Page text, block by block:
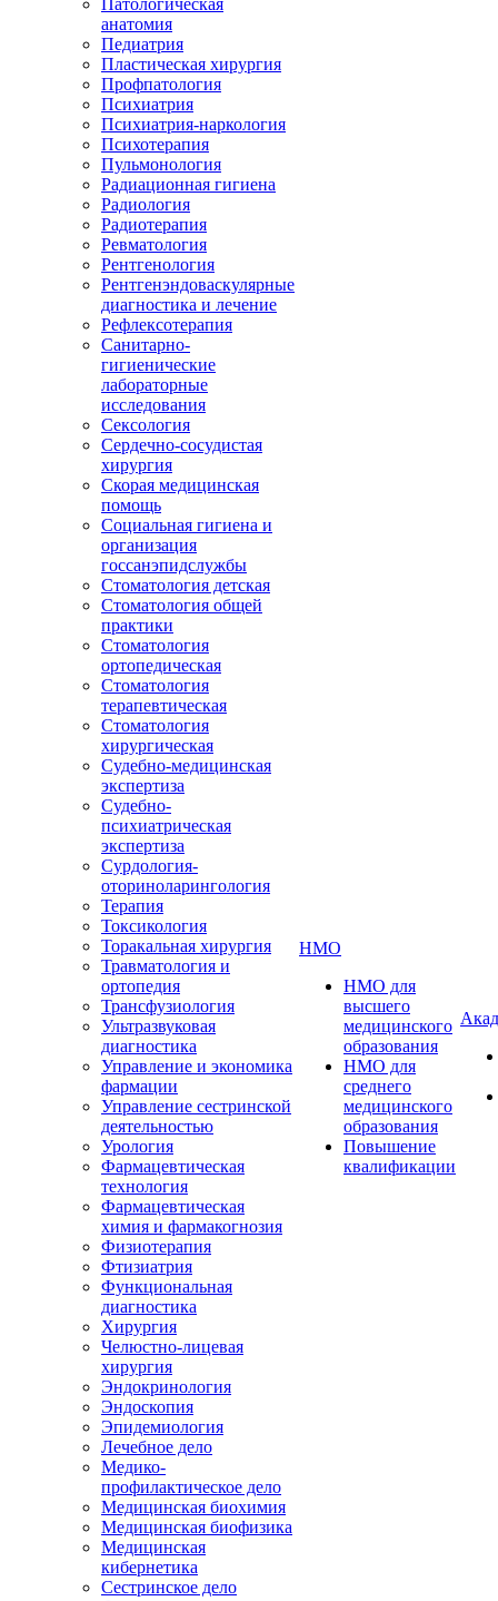
Патологическая
анатомия
Педиатрия
Пластическая хирургия
Профпатология
Психиатрия
Психиатрия-наркология
Психотерапия
Пульмонология
Радиационная гигиена
Радиология
Радиотерапия
Ревматология
Рентгенология
Рентгенэндоваскулярные
диагностика и лечение
Рефлексотерапия
Санитарно-
гигиенические
лабораторные
исследования
Сексология
Сердечно-сосудистая
хирургия
Скорая медицинская
помощь
Социальная гигиена и
организация
госсанэпидслужбы
Стоматология детская
Стоматология общей
практики
Стоматология
ортопедическая
Стоматология
терапевтическая
Стоматология
хирургическая
Судебно-медицинская
экспертиза
Судебно-
психиатрическая
экспертиза
Сурдология-
оториноларингология
Терапия
Токсикология
Торакальная хирургия
Травматология и
ортопедия
Трансфузиология
Ультразвуковая
диагностика
Управление и экономика
фармации
Управление сестринской
деятельностью
Урология
Фармацевтическая
технология
Фармацевтическая
химия и фармакогнозия
Физиотерапия
Фтизиатрия
Функциональная
диагностика
Хирургия
Челюстно-лицевая
хирургия
Эндокринология
Эндоскопия
Эпидемиология
Лечебное дело
Медико-
профилактическое дело
Медицинская биохимия
Медицинская биофизика
Медицинская
кибернетика
Сестринское дело
НМО
НМО для
высшего
медицинского
образования
НМО для
среднего
медицинского
образования
Повышение
квалификации